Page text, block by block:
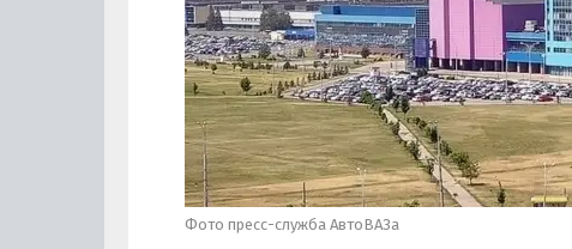
Фото пресс-служба АвтоВАЗа